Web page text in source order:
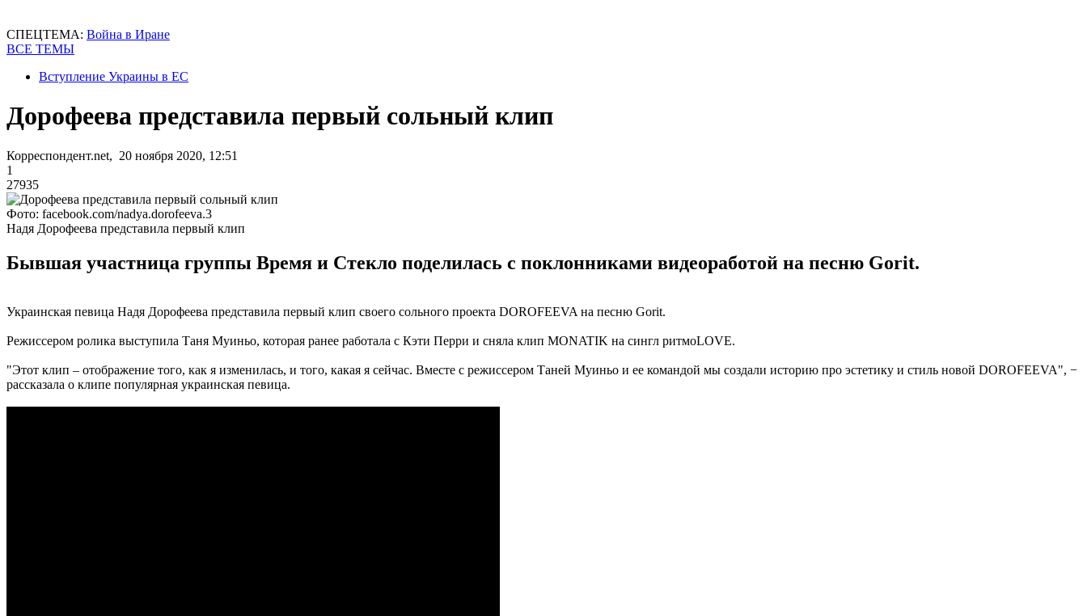
СПЕЦТЕМА: Война в Иране
ВСЕ ТЕМЫ
Вступление Украины в ЕС
Дорофеева представила первый сольный клип
Корреспондент.net, 20 ноября 2020, 12:51
1
27935
Фото: facebook.com/nadya.dorofeeva.3
Надя Дорофеева представила первый клип
Бывшая участница группы Время и Стекло поделилась с поклонниками видеоработой на песню Gorit.
Украинская певица Надя Дорофеева представила первый клип своего сольного проекта DOROFEEVA на песню Gorit.
Режиссером ролика выступила Таня Муиньо, которая ранее работала с Кэти Перри и сняла клип MONATIK на сингл ритмоLOVE.
"Этот клип – отображение того, как я изменилась, и того, какая я сейчас. Вместе с режиссером Таней Муиньо и ее командой мы создали историю про эстетику и стиль новой DOROFEEVA", −
рассказала о клипе популярная украинская певица.